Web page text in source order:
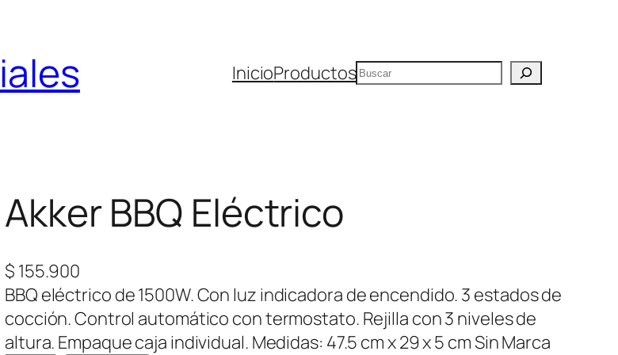
InicioProductosBuscar
Akker BBQ Eléctrico
$ 155.900
BBQ eléctrico de 1500W. Con luz indicadora de encendido. 3 estados de
cocción. Control automático con termostato. Rejilla con 3 niveles de
altura. Empaque caja individual. Medidas: 47.5 cm x 29 x 5 cm Sin Marca